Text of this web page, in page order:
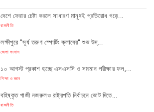
দেশে ফেরার চেষ্টা করলে সাধারণ মানুষই প্রতিরোধ গড়ে...
রাজনীতি
লক্ষীপুরে "সূর্য তরুণ স্পোর্টিং ক্লাবের" শুভ উদ্...
জেলা সংবাদ
১০ আগস্ট প্রকাশ হচ্ছে এসএসসি ও সমমান পরীক্ষার ফল,...
শিক্ষা ও জ্ঞান
বহিষ্কৃত গাজী নজরুলও রাষ্ট্রপতি নির্বাচনে ভোট দিতে...
রাজনীতি